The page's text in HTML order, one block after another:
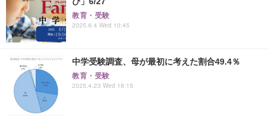
教育・受験
2025.6.4 Wed 10:45
中学受験調査、母が最初に考えた割合49.4％
教育・受験
2025.4.23 Wed 18:15